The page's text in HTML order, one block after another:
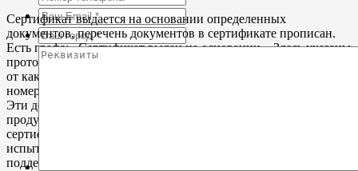
Сертификат выдается на основании определенных
документов, перечень документов в сертификате прописан.
Есть графа: «Сертификат выдан на основании». Здесь указаны
протоколы испытаний, все реквизиты этого протокола, номер,
от какого числа, кем выдан, испытательная лаборатория,
номер аттестата аккредитации лаборатории (при наличии).
Эти документы потребитель может запросить у изготовителя
продукции. Это дополнительное подтверждение того, что
сертификат выдан на основании реально проведенных
испытаний, что он имеет статус действующего. И что он не
подделка.